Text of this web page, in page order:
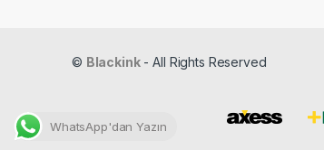
© Blackink- All Rights Reserved
WhatsApp'dan Yazın